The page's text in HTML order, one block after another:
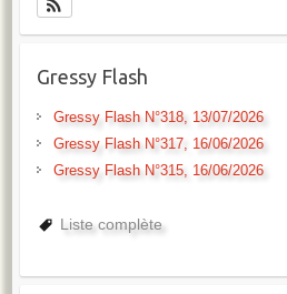
Gressy Flash
Gressy Flash N°318, 13/07/2026
Gressy Flash N°317, 16/06/2026
Gressy Flash N°315, 16/06/2026
Liste complète